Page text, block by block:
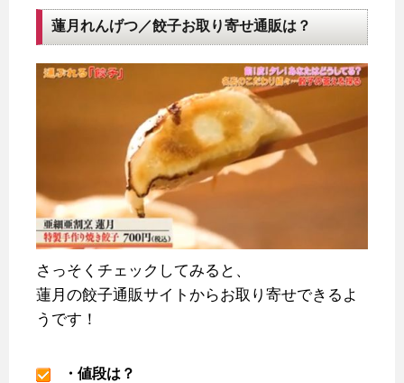
蓮月れんげつ／餃子お取り寄せ通販は？
さっそくチェックしてみると、
蓮月の餃子通販サイトからお取り寄せできるよ
うです！
・値段は？